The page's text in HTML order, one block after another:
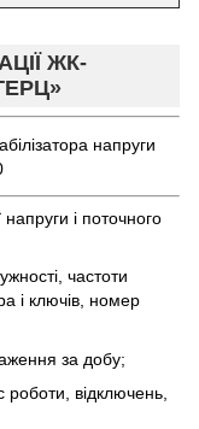
ЖК-
напруги і поточного
частоти
і ключів, номер
за добу;
роботи, відключень,